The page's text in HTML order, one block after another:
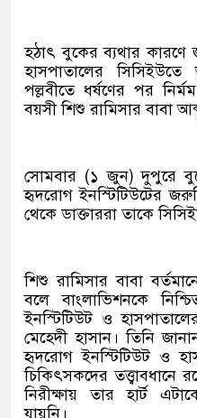
হঠাৎ বুকের ব্যথার
হাসপাতালের
পল্লবীতে ধর্ষণের পর
বয়সী শিশু রামিসার বাবা
সোমবার (১ জুন) দুপুরে
হৃদরোগ ইনস্টিটিউটের
থেকে ডাক্তাররা তাকে
শিশু রামিসার বাবা
বলে বাংলাভিশনকে
ইনস্টিটিউট ও
মেহেদী হাসান। তিনি
হৃদরোগ ইনস্টিটিউট ও
চিকিৎসকদের তত্ত্বাবধানে
নিরীক্ষায় তার হার্ট
যায়নি।